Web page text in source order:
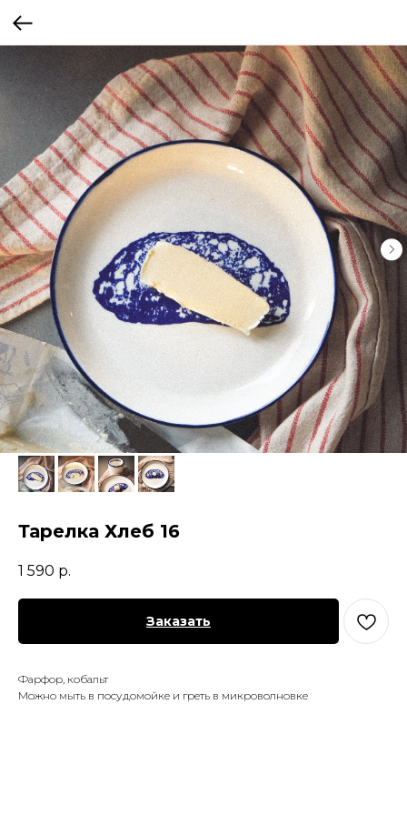
Тарелка Хлеб 16
1 590 р.
Заказать
Фарфор, кобальт
Можно мыть в посудомойке и греть в микроволновке